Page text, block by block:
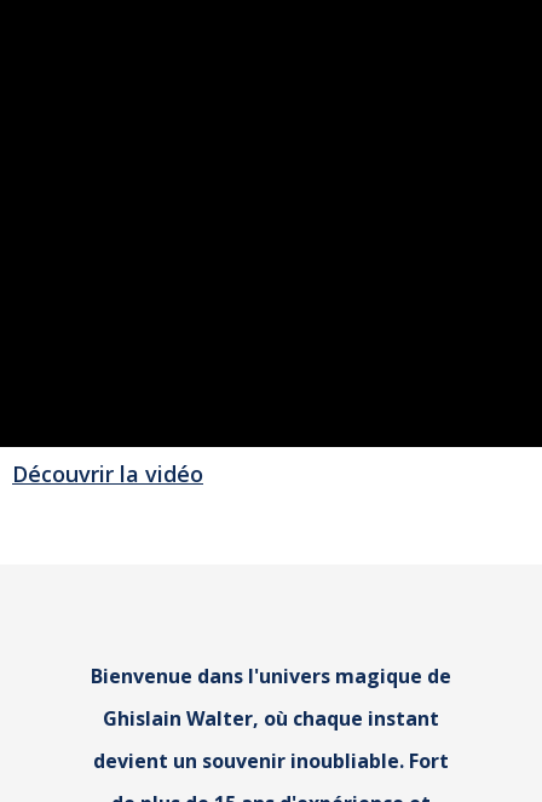
Découvrir la vidéo
Bienvenue dans l'univers magique de
Ghislain Walter, où chaque instant
devient un souvenir inoubliable. Fort